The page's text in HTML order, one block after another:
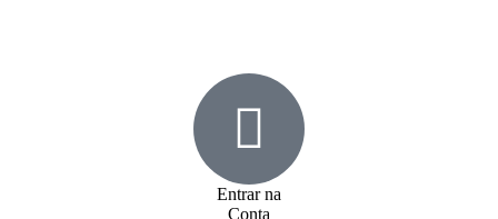
Entrar na
Conta